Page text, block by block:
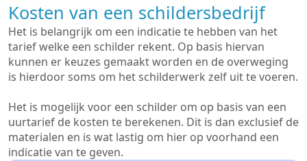
Kosten van een schildersbedrijf
Het is belangrijk om een indicatie te hebben van het
tarief welke een schilder rekent. Op basis hiervan
kunnen er keuzes gemaakt worden en de overweging
is hierdoor soms om het schilderwerk zelf uit te voeren.
Het is mogelijk voor een schilder om op basis van een
uurtarief de kosten te berekenen. Dit is dan exclusief de
materialen en is wat lastig om hier op voorhand een
indicatie van te geven.